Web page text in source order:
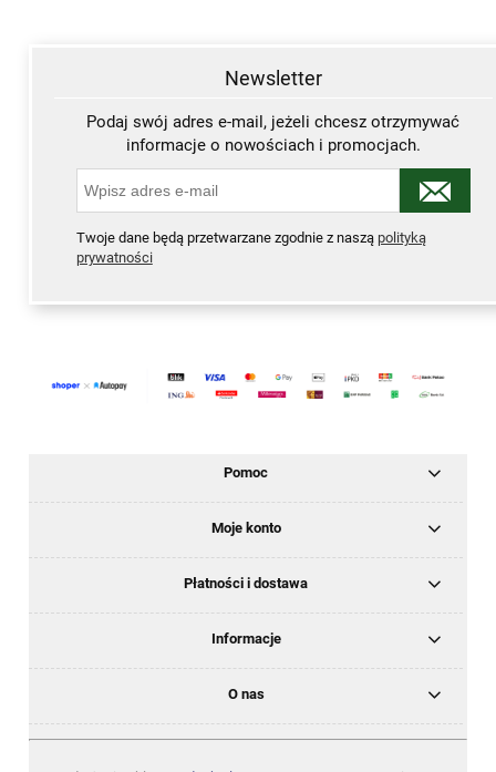
Newsletter
Podaj swój adres e-mail, jeżeli chcesz otrzymywać
informacje o nowościach i promocjach.
Twoje dane będą przetwarzane zgodnie z naszą polityką
prywatności
Pomoc
Moje konto
Płatności i dostawa
Informacje
O nas